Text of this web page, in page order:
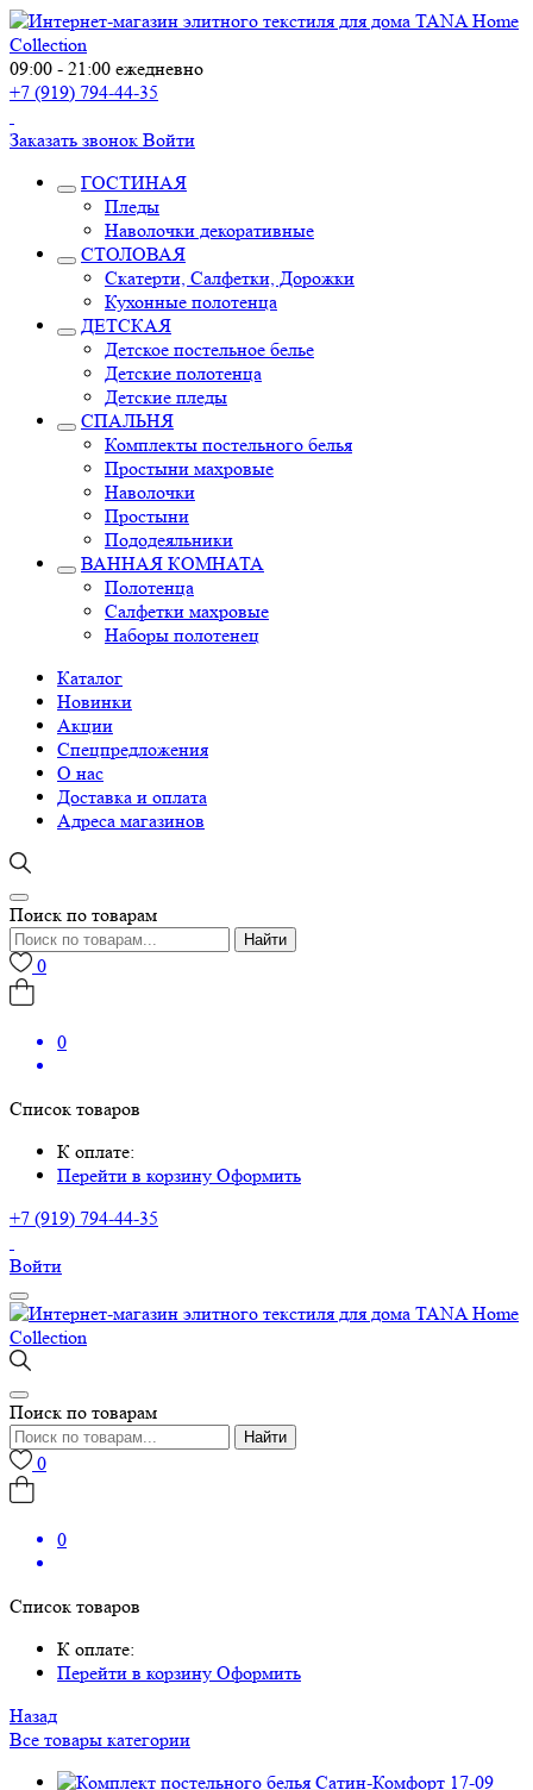
09:00 - 21:00 ежедневно
+7 (919) 794-44-35
Заказать звонок Войти
ГОСТИНАЯ
Пледы
Наволочки декоративные
СТОЛОВАЯ
Скатерти, Салфетки, Дорожки
Кухонные полотенца
ДЕТСКАЯ
Детское постельное белье
Детские полотенца
Детские пледы
СПАЛЬНЯ
Комплекты постельного белья
Простыни махровые
Наволочки
Простыни
Пододеяльники
ВАННАЯ КОМНАТА
Полотенца
Салфетки махровые
Наборы полотенец
Каталог
Новинки
Акции
Спецпредложения
О нас
Доставка и оплата
Адреса магазинов
Поиск по товарам
Найти
0
0
Список товаров
К оплате:
Перейти в корзину Оформить
+7 (919) 794-44-35
Войти
Поиск по товарам
Найти
0
0
Список товаров
К оплате:
Перейти в корзину Оформить
Назад
Все товары категории